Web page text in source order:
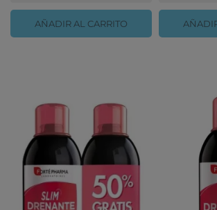
AÑADIR AL CARRITO